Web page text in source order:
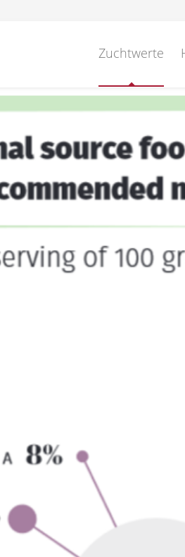
Zuchtwerte